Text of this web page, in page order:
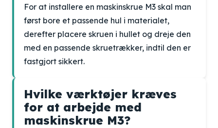
For at installere en maskinskrue M3 skal man
først bore et passende hul i materialet,
derefter placere skruen i hullet og dreje den
med en passende skruetrækker, indtil den er
fastgjort sikkert.
Hvilke værktøjer kræves
for at arbejde med
maskinskrue M3?